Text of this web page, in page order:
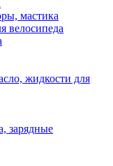
мастика
велосипеда
жидкости для
зарядные